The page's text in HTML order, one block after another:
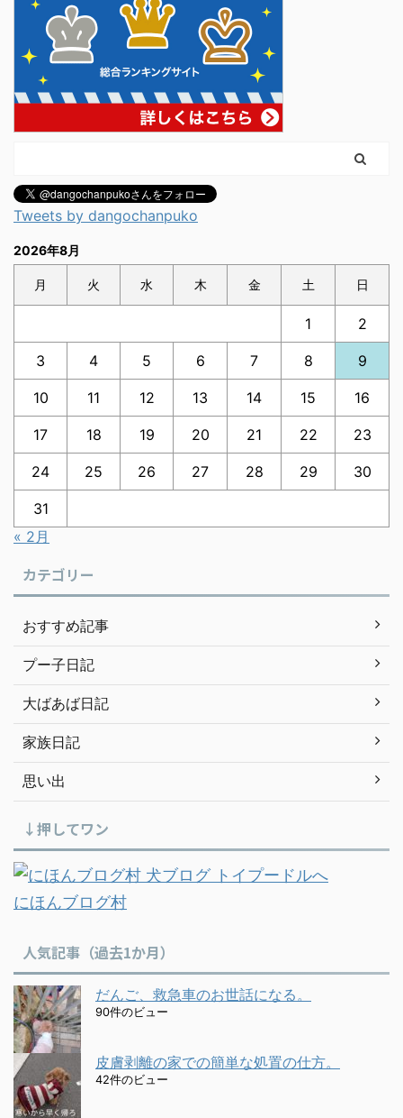
Tweets by dangochanpuko
2026年8月
月 火 水 木 金 土 日
1 2
3 4 5 6 7 8 9
10 11 12 13 14 15 16
17 18 19 20 21 22 23
24 25 26 27 28 29 30
31
« 2月
カテゴリー
おすすめ記事
プー子日記
大ばあば日記
家族日記
思い出
↓押してワン
にほんブログ村
人気記事（過去1か月）
だんご、救急車のお世話になる。
90件のビュー
皮膚剥離の家での簡単な処置の仕方。
42件のビュー